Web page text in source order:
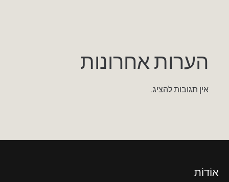
הערות אחרונות
אין תגובות להציג.
אוֹדוֹת